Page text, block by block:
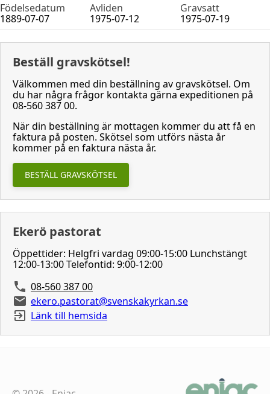
Födelsedatum Avliden
Gravsatt
1889-07-07
1975-07-12 1975-07-19
Beställ gravskötsel!
Välkommen med din beställning av gravskötsel. Om
du har några frågor kontakta gärna expeditionen på
08-560 387 00.
När din beställning är mottagen kommer du att få en
faktura på posten. Skötsel som utförs nästa år
kommer på en faktura nästa år.
BESTÄLL GRAVSKÖTSEL
Ekerö pastorat
Öppettider: Helgfri vardag 09:00-15:00 Lunchstängt
12:00-13:00 Telefontid: 9:00-12:00
08-560 387 00
ekero.pastorat@svenskakyrkan.se
Länk till hemsida